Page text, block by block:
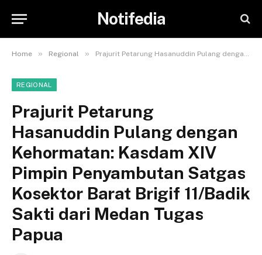
Notifedia
Home » Regional » Prajurit Petarung Hasanuddin Pulang dengan Kehormatan: Kasdam XIV Pimpin Penyambutan Satgas Kosektor Barat Brigif 11/Badik Sakti dari Medan Tugas Papua
REGIONAL
Prajurit Petarung
Hasanuddin Pulang dengan
Kehormatan: Kasdam XIV
Pimpin Penyambutan Satgas
Kosektor Barat Brigif 11/Badik
Sakti dari Medan Tugas
Papua